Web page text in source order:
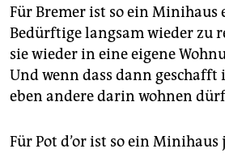
Für Bremer ist so ein Minihaus
Bedürftige langsam wieder zu
sie wieder in eine eigene
Und wenn dass dann geschafft
eben andere darin wohnen
Für Pot d’or ist so ein Minihaus